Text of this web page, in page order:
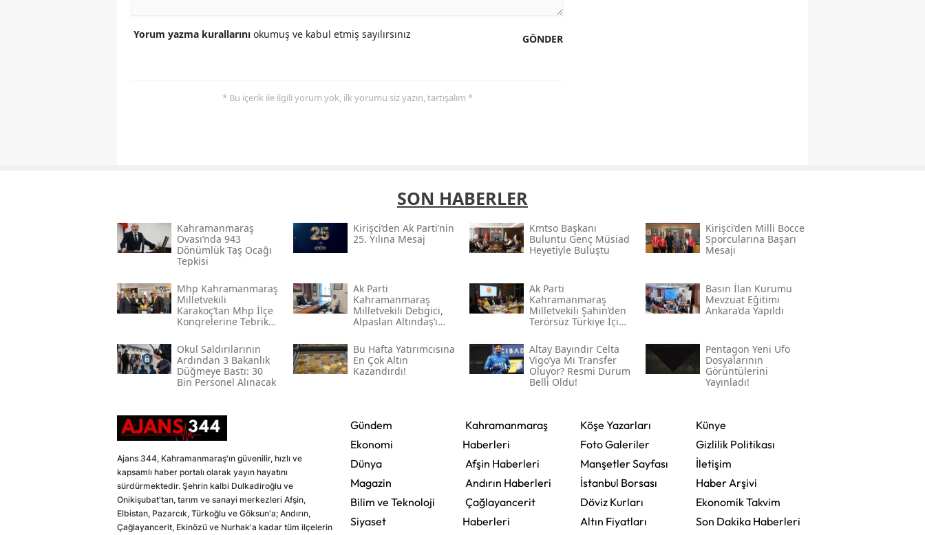
GÖNDER
Yorum yazma kurallarını okumuş ve kabul etmiş sayılırsınız
* Bu içerik ile ilgili yorum yok, ilk yorumu siz yazın, tartışalım *
SON HABERLER
Kahramanmaraş
Ovası’nda 943
Dönümlük Taş Ocağı
Tepkisi
Kirişci’den Ak Parti’nin
25. Yılına Mesaj
Kmtso Başkanı
Buluntu Genç Müsi̇ad
Heyetiyle Buluştu
Kirişci’den Milli Bocce
Sporcularına Başarı
Mesajı
Mhp Kahramanmaraş
Milletvekili
Karakoç’tan Mhp İlçe
Kongrelerine Tebrik
Ak Parti
Kahramanmaraş
Milletvekili Debgici,
Alpaslan Altındaş’ı
Ak Parti
Kahramanmaraş
Milletvekili Şahin’den
Terörsüz Türkiye İçin
Basın İlan Kurumu
Mevzuat Eğitimi
Ankara’da Yapıldı
Okul Saldırılarının
Ardından 3 Bakanlık
Düğmeye Bastı: 30
Bin Personel Alınacak
Bu Hafta Yatırımcısına
En Çok Altın
Kazandırdı!
Altay Bayındır Celta
Vigo’ya Mı Transfer
Oluyor? Resmi Durum
Belli Oldu!
Pentagon Yeni Ufo
Dosyalarının
Görüntülerini
Yayınladı!
Ajans 344, Kahramanmaraş'ın güvenilir, hızlı ve
kapsamlı haber portalı olarak yayın hayatını
sürdürmektedir. Şehrin kalbi Dulkadiroğlu ve
Onikişubat'tan, tarım ve sanayi merkezleri Afşin,
Elbistan, Pazarcık, Türkoğlu ve Göksun'a; Andırın,
Çağlayancerit, Ekinözü ve Nurhak'a kadar tüm ilçelerin
Gündem
Ekonomi
Dünya
Magazin
Bilim ve Teknoloji
Siyaset
Kahramanmaraş
Haberleri
Afşin Haberleri
Andırın Haberleri
Çağlayancerit
Haberleri
Köşe Yazarları
Foto Galeriler
Manşetler Sayfası
İstanbul Borsası
Döviz Kurları
Altın Fiyatları
Künye
Gizlilik Politikası
İletişim
Haber Arşivi
Ekonomik Takvim
Son Dakika Haberleri